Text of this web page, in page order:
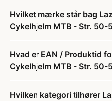
Hvilket mærke står bag
Cykelhjelm MTB - Str. 50-
Hvad er EAN / Produktid
Cykelhjelm MTB - Str. 50-
Hvilken kategori tilhører